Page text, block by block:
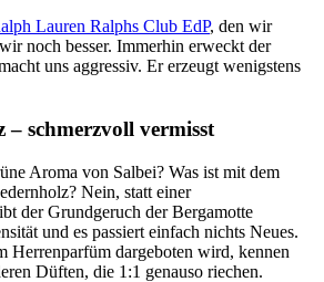
Lauren Ralphs Club EdP, den wir
noch besser. Immerhin erweckt der
uns aggressiv. Er erzeugt wenigstens
– schmerzvoll vermisst
Aroma von Salbei? Was ist mit dem
Nein, statt einer
der Grundgeruch der Bergamotte
und es passiert einfach nichts Neues.
Herrenparfüm dargeboten wird, kennen
Düften, die 1:1 genauso riechen.